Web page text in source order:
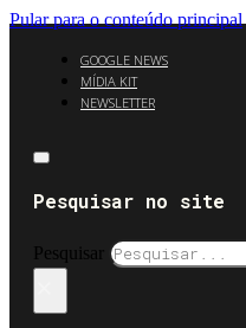
Pular para o conteúdo principal
GOOGLE NEWS
MÍDIA KIT
NEWSLETTER
Pesquisar no site
Pesquisar